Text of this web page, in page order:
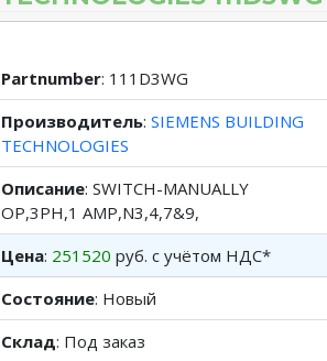
Partnumber: 111D3WG
Производитель: SIEMENS BUILDING
TECHNOLOGIES
Описание: SWITCH-MANUALLY
OP,3PH,1 AMP,N3,4,7&9,
Цена: 251520 руб. с учётом НДС*
Состояние: Новый
Склад: Под заказ